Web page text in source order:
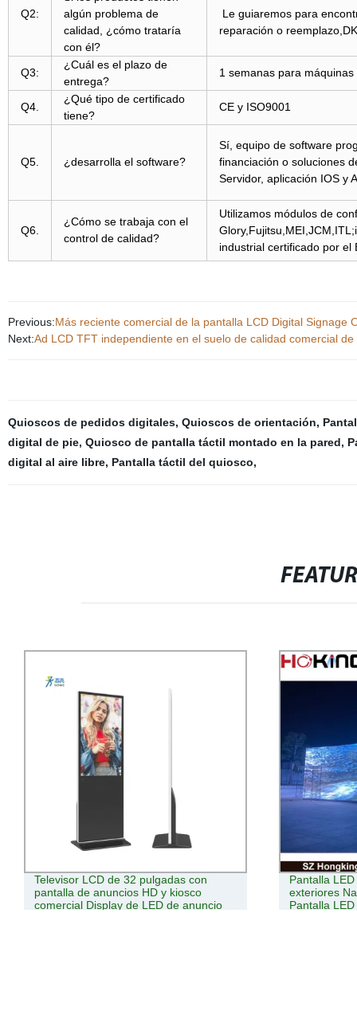
Q2:
algún problema de
calidad, ¿cómo trataría
con él?
Le guiaremos para
reparación o
Q3:
¿Cuál es el plazo de
entrega?
1 semanas para
Q4.
¿Qué tipo de certificado
tiene?
CE y ISO9001
Q5. ¿desarrolla el software?
Sí, equipo de software
financiación o soluciones
Servidor, aplicación IOS y
Q6.
¿Cómo se trabaja con el
control de calidad?
Utilizamos módulos de
industrial certificado por
Previous:Más reciente comercial de la pantalla LCD Digital Signage
Next:Ad LCD TFT independiente en el suelo de calidad comercial
Quioscos de pedidos digitales, Quioscos de orientación,
digital de pie, Quiosco de pantalla táctil montado en la pared,
digital al aire libre, Pantalla táctil del quiosco,
Pantalla LED a todo color para
exteriores Naked-Eye 3D P5 P4 P3
Pantalla LED de publicidad digital HD
Pantalla
de
de